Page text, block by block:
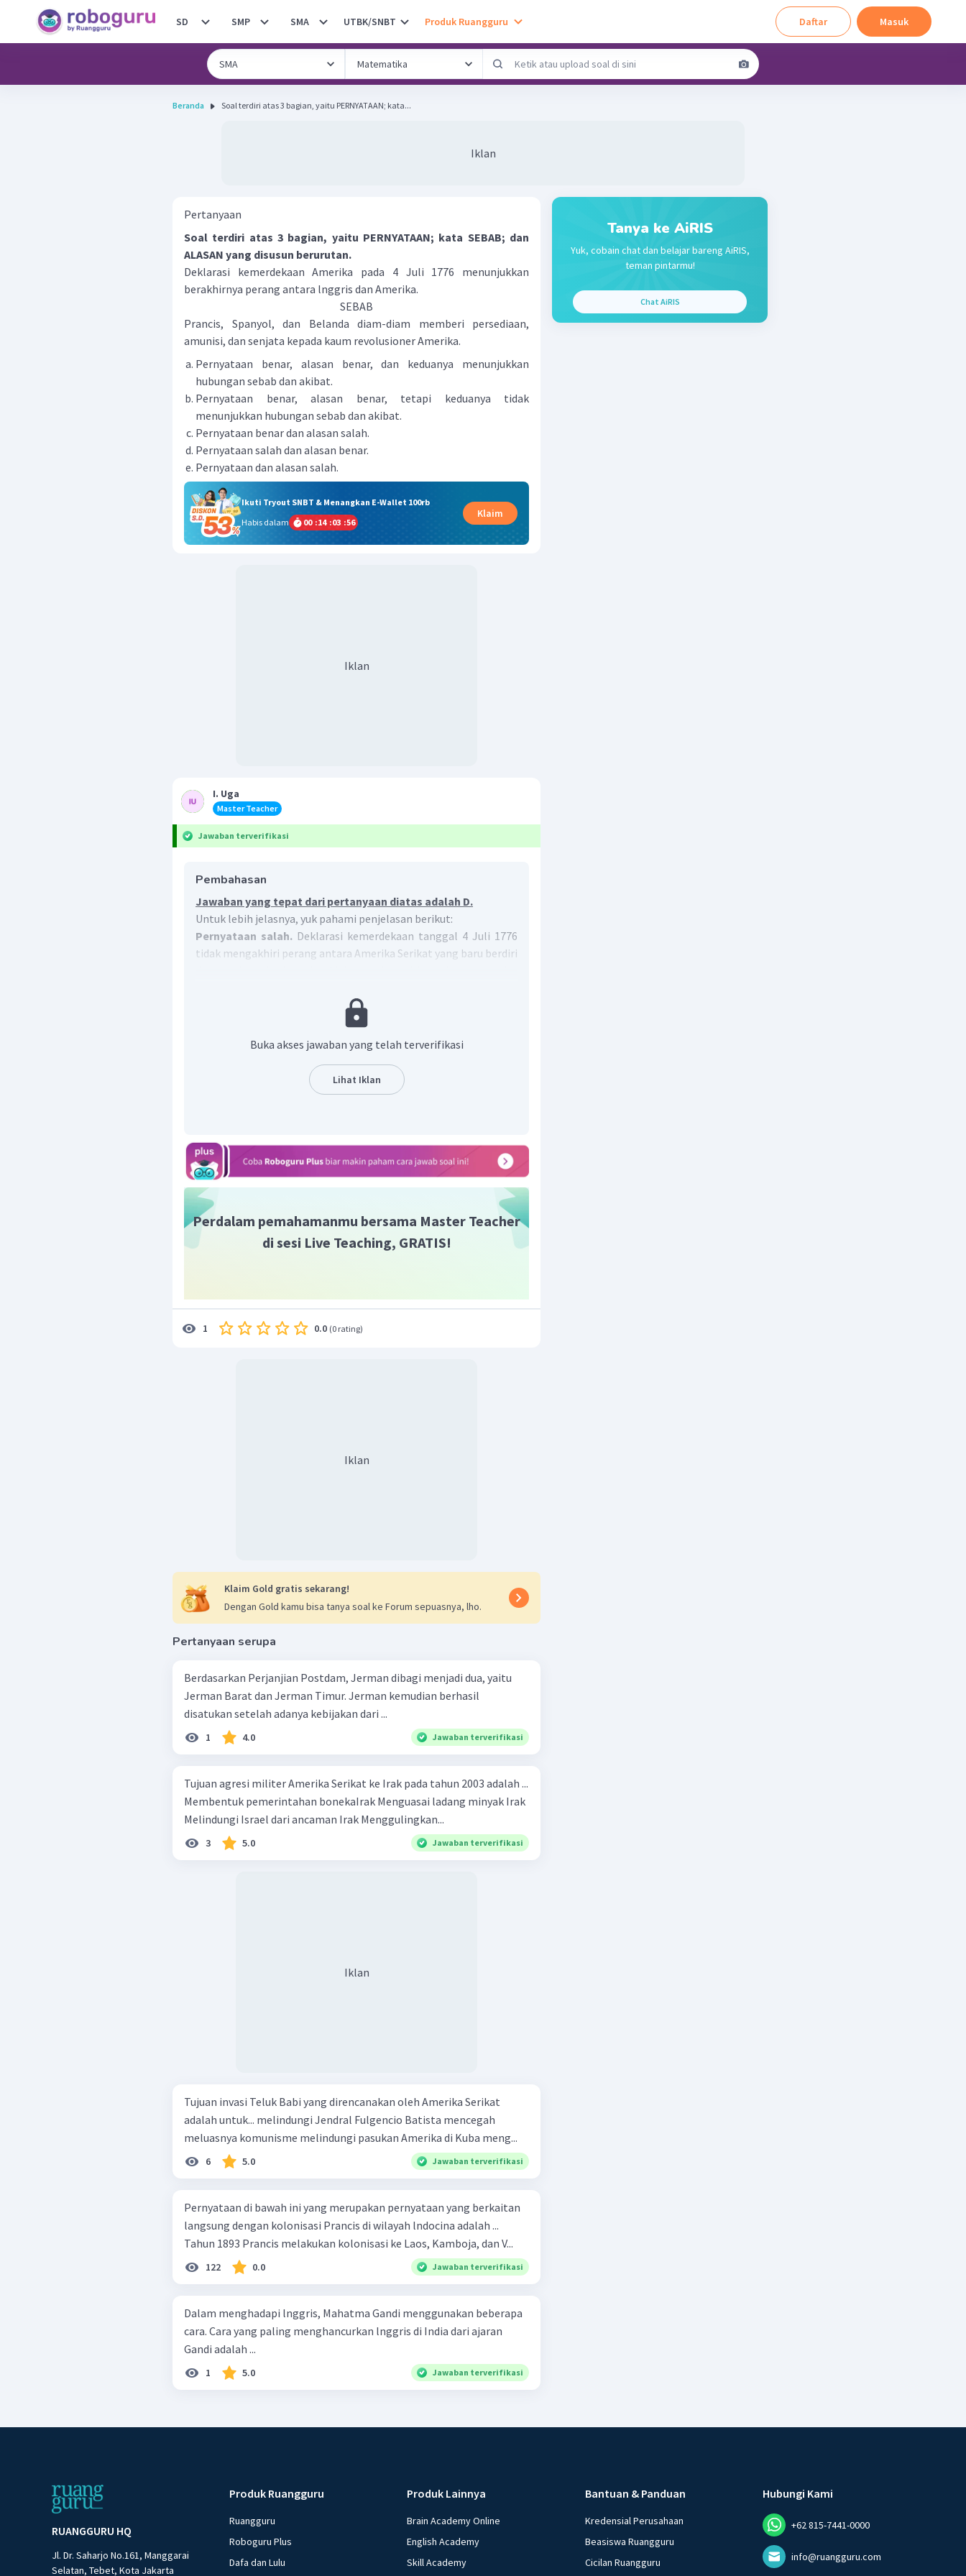
SD SMP SMA UTBK/SNBT Produk Ruangguru Daftar Masuk
Beranda Soal terdiri atas 3 bagian, yaitu PERNYATAAN; kata...
Iklan
Pertanyaan
Soal terdiri atas 3 bagian, yaitu PERNYATAAN; kata SEBAB; dan
ALASAN yang disusun berurutan.
Deklarasi kemerdekaan Amerika pada 4 Juli 1776 menunjukkan
berakhirnya perang antara lnggris dan Amerika.
SEBAB
Prancis, Spanyol, dan Belanda diam-diam memberi persediaan,
amunisi, dan senjata kepada kaum revolusioner Amerika.
Pernyataan benar, alasan benar, dan keduanya menunjukkan
hubungan sebab dan akibat.
Pernyataan benar, alasan benar, tetapi keduanya tidak
menunjukkan hubungan sebab dan akibat.
Pernyataan benar dan alasan salah.
Pernyataan salah dan alasan benar.
Pernyataan dan alasan salah.
Ikuti Tryout SNBT & Menangkan E-Wallet 100rb
Habis dalam
00 :14 :03 :55
Klaim
Iklan
I. Uga
Master Teacher
Jawaban terverifikasi
Pembahasan
Jawaban yang tepat dari pertanyaan diatas adalah D.
Untuk lebih jelasnya, yuk pahami penjelasan berikut:
Pernyataan salah. Deklarasi kemerdekaan tanggal 4 Juli 1776
tidak mengakhiri perang antara Amerika Serikat yang baru berdiri
(1775-1783) yang dikenal Perang Kemerdekaan Amerika. Dalam
perang ini, Amerika mendapatkan bantuan dari Prancis, Spanyol
dan Belanda.
diam memberi persediaan, amunisi, dan senjata kepada kaum
revolusioner Amerika. Keterlibatan ketiga negara ini tidak
materiil ke negara-negara Eropa.Jadi, pernyataan salah dan
alasan benar.
Buka akses jawaban yang telah terverifikasi
Lihat Iklan
Perdalam pemahamanmu bersama Master Teacher
di sesi Live Teaching, GRATIS!
1 0.0 (0 rating)
Iklan
Klaim Gold gratis sekarang!
Dengan Gold kamu bisa tanya soal ke Forum sepuasnya, lho.
Pertanyaan serupa
Berdasarkan Perjanjian Postdam, Jerman dibagi menjadi dua, yaitu
Jerman Barat dan Jerman Timur. Jerman kemudian berhasil
disatukan setelah adanya kebijakan dari ...
1 4.0 Jawaban terverifikasi
Tujuan agresi militer Amerika Serikat ke Irak pada tahun 2003 adalah ...
Membentuk pemerintahan bonekaIrak Menguasai ladang minyak Irak
Melindungi Israel dari ancaman Irak Menggulingkan...
3 5.0 Jawaban terverifikasi
Iklan
Tujuan invasi Teluk Babi yang direncanakan oleh Amerika Serikat
adalah untuk... melindungi Jendral Fulgencio Batista mencegah
meluasnya komunisme melindungi pasukan Amerika di Kuba meng...
6 5.0 Jawaban terverifikasi
Pernyataan di bawah ini yang merupakan pernyataan yang berkaitan
langsung dengan kolonisasi Prancis di wilayah lndocina adalah ...
Tahun 1893 Prancis melakukan kolonisasi ke Laos, Kamboja, dan V...
122 0.0 Jawaban terverifikasi
Dalam menghadapi lnggris, Mahatma Gandi menggunakan beberapa
cara. Cara yang paling menghancurkan lnggris di India dari ajaran
Gandi adalah ...
1 5.0 Jawaban terverifikasi
Tanya ke AiRIS
Yuk, cobain chat dan belajar bareng AiRIS,
teman pintarmu!
Chat AiRIS
RUANGGURU HQ
Jl. Dr. Saharjo No.161, Manggarai
Selatan, Tebet, Kota Jakarta
Produk Ruangguru
Ruangguru
Roboguru Plus
Dafa dan Lulu
Produk Lainnya
Brain Academy Online
English Academy
Skill Academy
Bantuan & Panduan
Kredensial Perusahaan
Beasiswa Ruangguru
Cicilan Ruangguru
Hubungi Kami
+62 815-7441-0000
info@ruangguru.com